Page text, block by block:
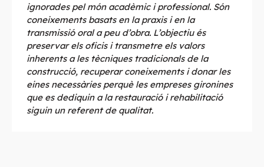
ignorades pel món acadèmic i professional. Són
coneixements basats en la praxis i en la
transmissió oral a peu d’obra. L’objectiu és
preservar els oficis i transmetre els valors
inherents a les tècniques tradicionals de la
construcció, recuperar coneixements i donar les
eines necessàries perquè les empreses gironines
que es dediquin a la restauració i rehabilitació
siguin un referent de qualitat.